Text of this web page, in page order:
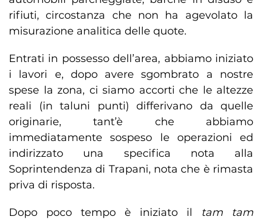
rifiuti, circostanza che non ha agevolato la
misurazione analitica delle quote.
Entrati in possesso dell’area, abbiamo iniziato
i lavori e, dopo avere sgombrato a nostre
spese la zona, ci siamo accorti che le altezze
reali (in taluni punti) differivano da quelle
originarie, tant’è che abbiamo
immediatamente sospeso le operazioni ed
indirizzato una specifica nota alla
Soprintendenza di Trapani, nota che è rimasta
priva di risposta.
Dopo poco tempo è iniziato il tam tam